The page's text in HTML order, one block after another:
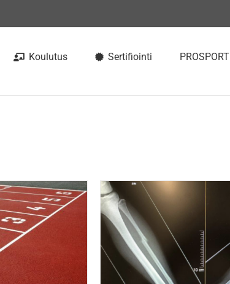
Koulutus Sertifiointi PROSPORT